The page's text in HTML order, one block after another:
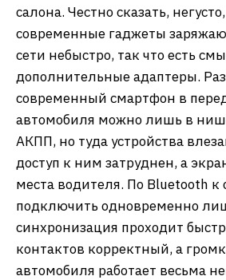
салона. Честно сказать,
современные гаджеты
сети небыстро, так что есть
дополнительные адаптеры.
современный смартфон в
автомобиля можно лишь в
АКПП, но туда устройства
доступ к ним затруднен, а
места водителя. По Bluetooth
подключить одновременно
синхронизация проходит
контактов корректный, а
автомобиля работает весьма